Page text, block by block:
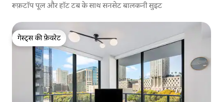
रूफ़टॉप पूल और हॉट टब के साथ सनसेट बालकनी सुइट
गेस्ट्स की फ़ेवरेट
गेस्ट्स की फ़ेवरेट